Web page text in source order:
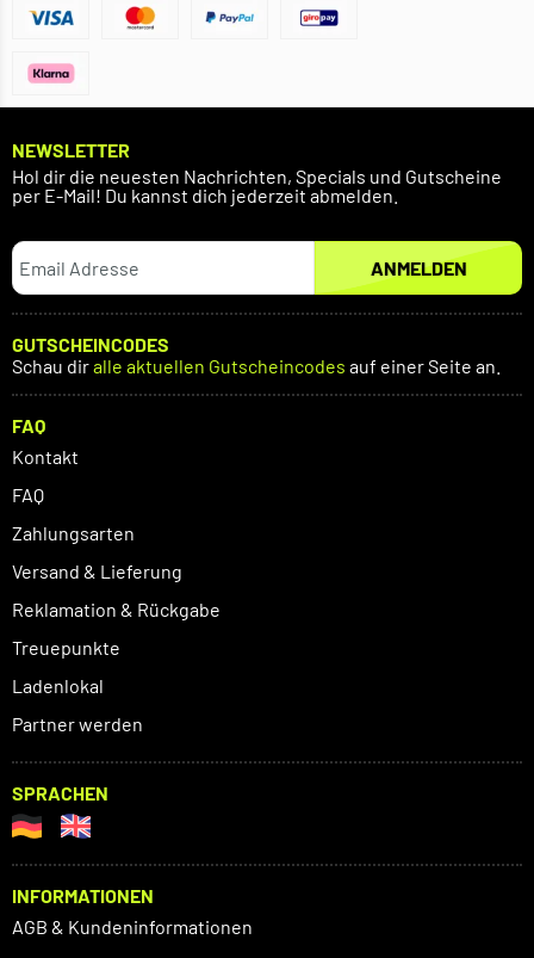
NEWSLETTER
Hol dir die neuesten Nachrichten, Specials und Gutscheine
per E-Mail! Du kannst dich jederzeit abmelden.
ANMELDEN
GUTSCHEINCODES
Schau diralle aktuellen Gutscheincodes auf einer Seite an.
FAQ
Kontakt
FAQ
Zahlungsarten
Versand & Lieferung
Reklamation & Rückgabe
Treuepunkte
Ladenlokal
Partner werden
SPRACHEN
INFORMATIONEN
AGB & Kundeninformationen